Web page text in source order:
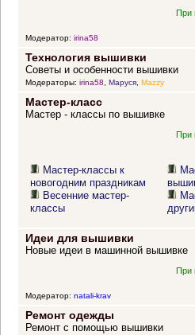
При
Модератор: irina58
Технология вышивки
Советы и особенности вышивки
Модераторы: irina58, Маруся, Mazzy
Мастер-класс
Мастер - классы по вышивке
При
Мастер-классы к
новогодним праздникам
Весенние мастер-
классы
Идеи для вышивки
Новые идеи в машинной вышивке
При
Модератор: natali-krav
Ремонт одежды
Ремонт с помощью вышивки